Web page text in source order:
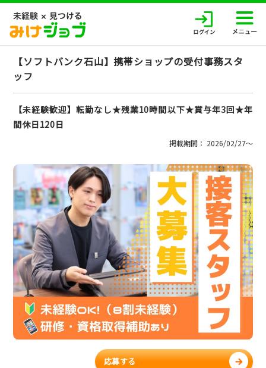
【ソフトバンク石山】携帯ショップの受付事務スタ
ッフ
【未経験歓迎】転勤なし★残業10時間以下★賞与年3回★年
間休日120日
掲載期間： 2026/02/27〜
応募する